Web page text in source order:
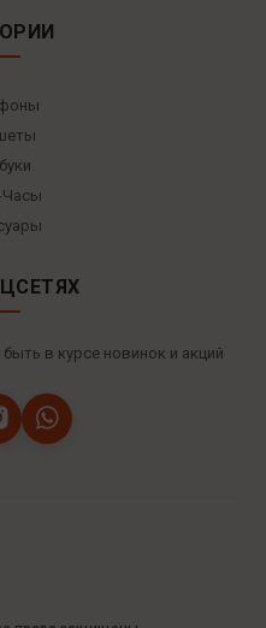
Часы
в курсе новинок и акций